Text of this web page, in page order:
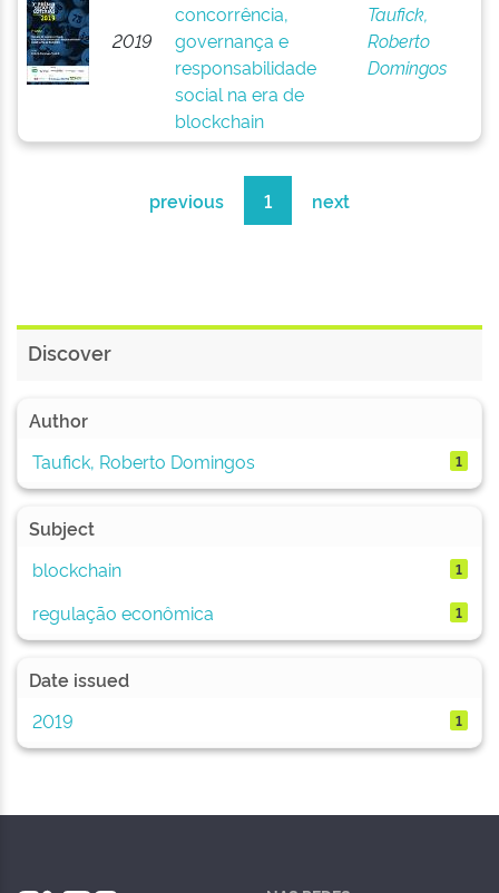
2019
concorrência,
governança e
responsabilidade
social na era de
blockchain
Taufick,
Roberto
Domingos
previous 1 next
Discover
Author
Taufick, Roberto Domingos
1
Subject
blockchain
1
regulação econômica 1
Date issued
2019
1